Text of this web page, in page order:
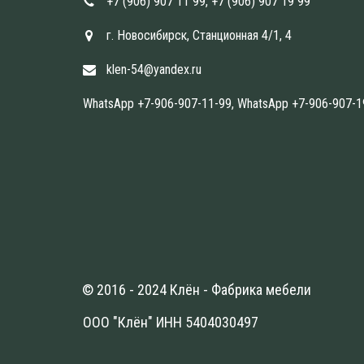
г. Новосибирск, Станционная 4/1, 4
klen-54@yandex.ru
WhatsApp +7-906-907-11-99, WhatsApp +7-906-907-
© 2016 - 2024 Клён - Фабрика мебели
ООО "Клён" ИНН 5404030497